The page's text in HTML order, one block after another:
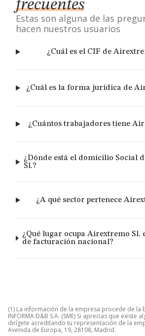
frecuentes
Estas son alguna de las
hacen nuestros usuarios
¿Cuál es el CIF de
¿Cuál es la forma jurídica de
¿Cuántos trabajadores tiene
¿Dónde está el domicilio Social
Sl.?
¿A qué sector pertenece
¿Qué lugar ocupa Airextremo Sl.
de facturación nacional?
(1) La información de la empresa procede de la
INFORMA D&B S.A. (SME) Si aprecias que existe
dirígete acreditando tu representación de la
Avenida de Europa, 19, 28108, Madrid.